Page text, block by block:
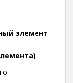
элемент